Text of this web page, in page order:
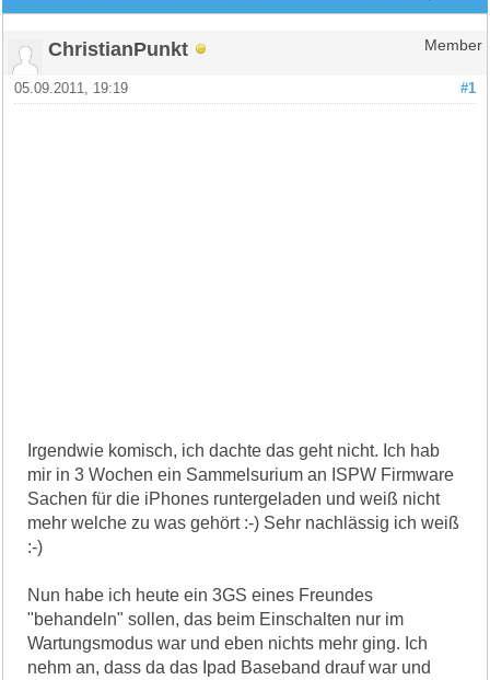
ChristianPunkt Member
#1
05.09.2011, 19:19
Irgendwie komisch, ich dachte das geht nicht. Ich hab
mir in 3 Wochen ein Sammelsurium an ISPW Firmware
Sachen für die iPhones runtergeladen und weiß nicht
mehr welche zu was gehört :-) Sehr nachlässig ich weiß
:-)
Nun habe ich heute ein 3GS eines Freundes
"behandeln" sollen, das beim Einschalten nur im
Wartungsmodus war und eben nichts mehr ging. Ich
nehm an, dass da das Ipad Baseband drauf war und